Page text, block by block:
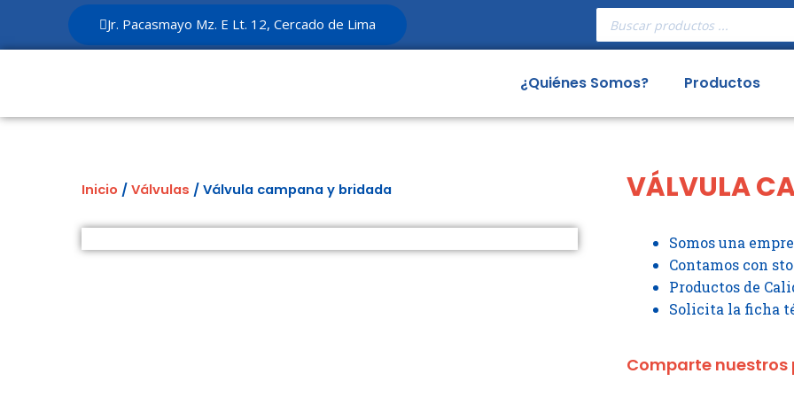
contenido
Jr. Pacasmayo Mz. E Lt. 12, Cercado de Lima
Búsqueda
de
productos
¿Quiénes Somos? Productos
Inicio / Válvulas / Válvula campana y bridada VÁLVULA
Somos una
Contamos con
Productos de
Solicita la ficha
Comparte nuestros